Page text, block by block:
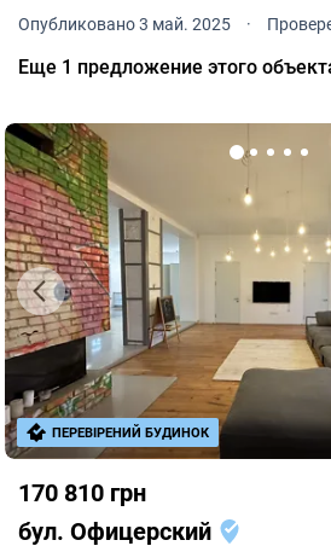
данный момент актуально,
центральное отопление уже .
Опубликовано 3 май. 2025 ·
Еще 1 предложение этого
170 810 грн
бул. Офицерский
ПЕРЕВІРЕНИЙ БУДИНОК